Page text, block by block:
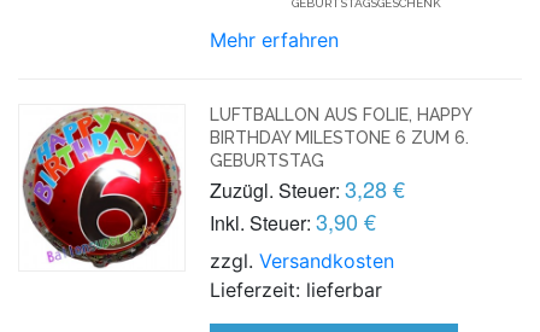
GEBURTSTAGSGESCHENK
Mehr erfahren
LUFTBALLON AUS FOLIE, HAPPY
BIRTHDAY MILESTONE 6 ZUM 6.
GEBURTSTAG
Zuzügl. Steuer: 3,28 €
Inkl. Steuer: 3,90 €
zzgl.Versandkosten
Lieferzeit: lieferbar